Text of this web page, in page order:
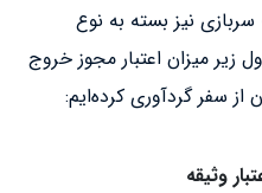
نیز بسته به نوع
زیر میزان اعتبار مجوز خروج
سفر گردآوری کرده‌ایم:
وثیقه